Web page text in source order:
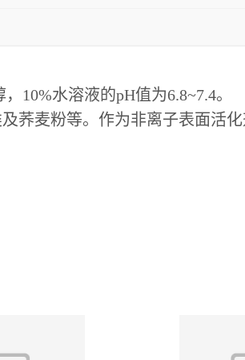
10%水溶液的pH值为6.8~7.4。
荞麦粉等。作为非离子表面活